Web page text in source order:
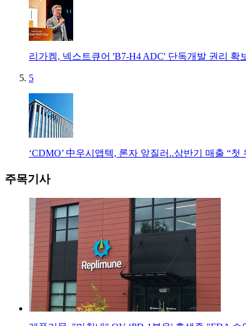
리가켐, 넥스트큐어 'B7-H4 ADC' 단독개발 권리 확
5
‘CDMO’ 中우시앱텍, 론자 앞질러..상반기 매출 “첫
주목기사